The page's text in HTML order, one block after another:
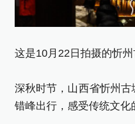
这是10月22日拍摄的忻州
深秋时节，山西省忻州
错峰出行，感受传统文化